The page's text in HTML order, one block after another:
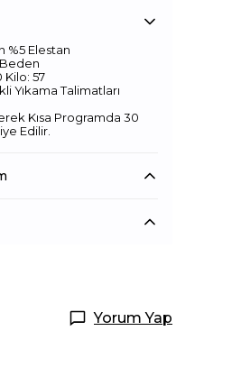
%5 Elestan
Kilo: 57
Yıkama Talimatları
Kısa Programda 30
Edilir.
Yorum Yap